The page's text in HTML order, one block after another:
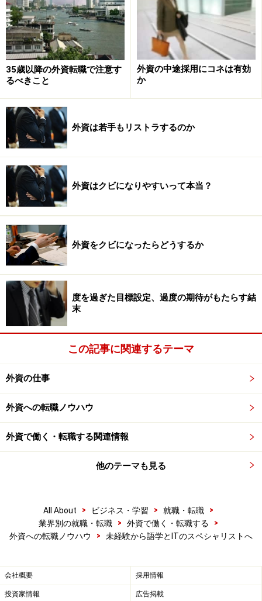
35歳以降の外資転職で注意す
るべきこと
外資の中途採用にコネは有効
か
外資は若手もリストラするのか
外資はクビになりやすいって本当？
外資をクビになったらどうするか
度を過ぎた目標設定、過度の期待がもたらす結
末
この記事に関連するテーマ
外資の仕事
外資への転職ノウハウ
外資で働く・転職する関連情報
他のテーマも見る
All About > ビジネス・学習 > 就職・転職
>
業界別の就職・転職
> 外資で働く・転職する
>
外資への転職ノウハウ
> 未経験から語学とITのスペシャリストへ
会社概要 採用情報
投資家情報 広告掲載